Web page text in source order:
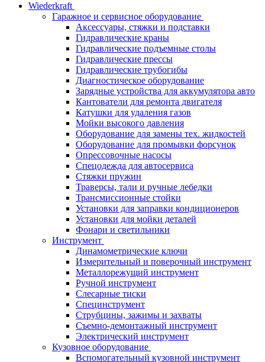
Wiederkraft
Гаражное и сервисное оборудование
Аксессуары, стяжки и подставки
Гидравлические краны
Гидравлические подъемные столы
Гидравлические прессы
Гидравлические трубогибы
Диагностическое оборудование
Зарядные устройства для аккумулятора авто
Кантователи для ремонта двигателя
Катушки для удаления газов
Мойки высокого давления
Оборудование для замены тех. жидкостей
Оборудование для промывки форсунок
Опрессовочные насосы
Спецодежда для автосервиса
Стяжки пружин
Траверсы, тали и ручные лебедки
Трансмиссионные стойки
Установки для заправки кондиционеров
Установки для мойки деталей
Фонари и светильники
Инструмент
Динамометрические ключи
Измерительный и поверочный инструмент
Металлорежущий инструмент
Ручной инструмент
Слесарные тиски
Специнструмент
Струбцины, зажимы и захваты
Съемно-демонтажный инструмент
Электрический инструмент
Кузовное оборудование
Вспомогательный кузовной инструмент